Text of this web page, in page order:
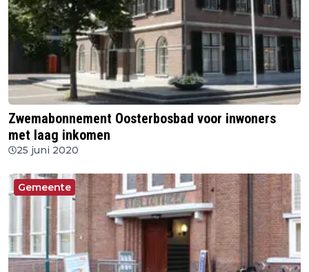
Zwemabonnement Oosterbosbad voor inwoners
met laag inkomen
25 juni 2020
Gemeente